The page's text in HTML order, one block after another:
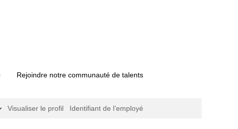
Rejoindre notre communauté de talents
Visualiser le profil Identifiant de l’employé